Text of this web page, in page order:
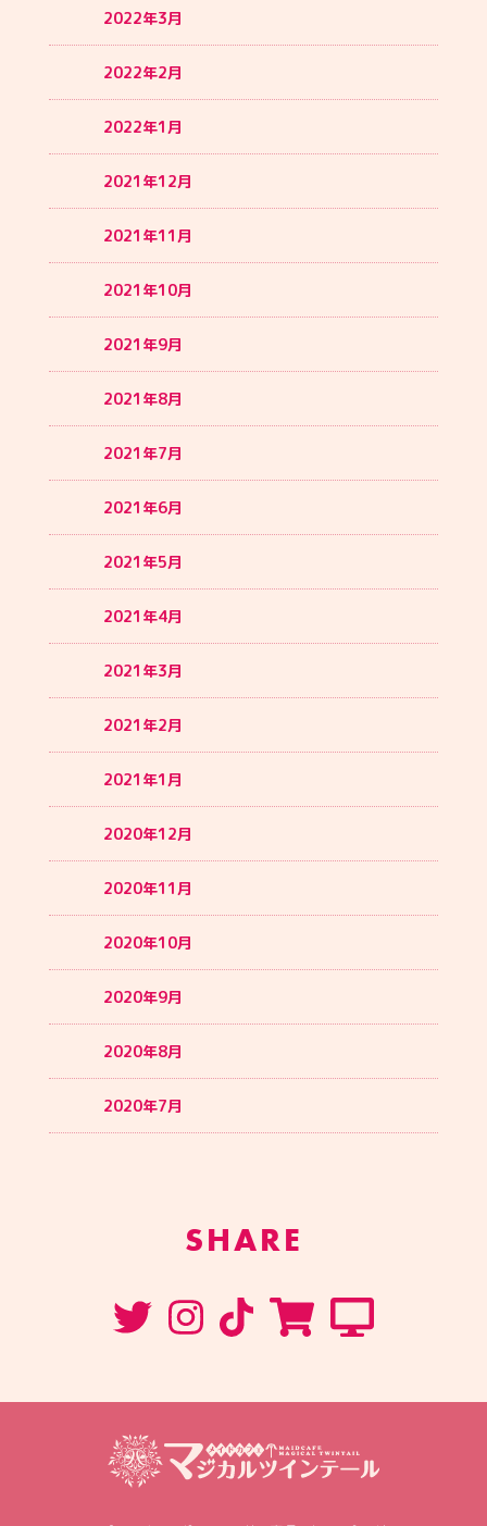
2022年3月
2022年2月
2022年1月
2021年12月
2021年11月
2021年10月
2021年9月
2021年8月
2021年7月
2021年6月
2021年5月
2021年4月
2021年3月
2021年2月
2021年1月
2020年12月
2020年11月
2020年10月
2020年9月
2020年8月
2020年7月
SHARE